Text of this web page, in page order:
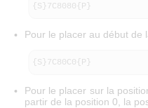
{S}7C8080{P}
Pour le placer au début de
{S}7C80C0{P}
Pour le placer sur la
partir de la position 0, la